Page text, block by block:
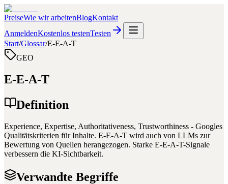
PreiseWie wir arbeitenBlogKontakt
AnmeldenKostenlos testenTesten
Start/Glossar/E-E-A-T
GEO
E-E-A-T
Definition
Experience, Expertise, Authoritativeness, Trustworthiness - Googles
Qualitätskriterien für Inhalte. E-E-A-T wird auch von LLMs zur
Bewertung von Quellen herangezogen. Starke E-E-A-T-Signale
verbessern die KI-Sichtbarkeit.
Verwandte Begriffe